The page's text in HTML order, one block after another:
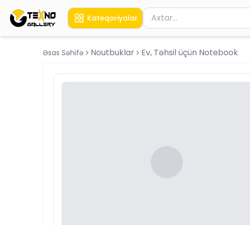
Kateqoriyalar Məhsul axtar
Axtarış üçün ən azı 2
Əsas Səhifə Noutbuklar Ev, Təhsil üçün Notebook